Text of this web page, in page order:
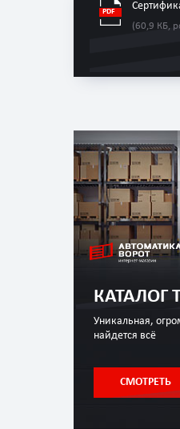
(60,9 КБ,
КАТАЛОГ
Уникальная,
найдется всё
СМОТРЕТЬ